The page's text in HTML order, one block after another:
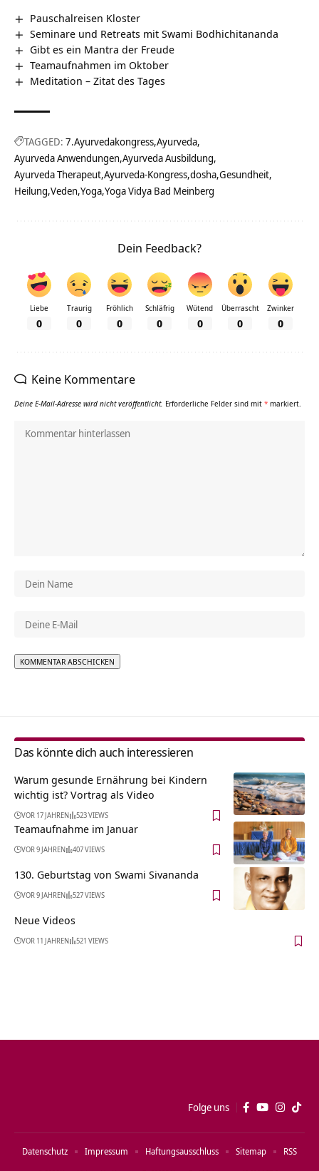
Pauschalreisen Kloster
Seminare und Retreats mit Swami Bodhichitananda
Gibt es ein Mantra der Freude
Teamaufnahmen im Oktober
Meditation – Zitat des Tages
TAGGED: 7.Ayurvedakongress Ayurveda
Ayurveda Anwendungen Ayurveda Ausbildung
Ayurveda Therapeut Ayurveda-Kongress dosha Gesundheit
Heilung Veden Yoga Yoga Vidya Bad Meinberg
Dein Feedback?
Liebe
0
Traurig
0
Fröhlich
0
Schläfrig
0
Wütend
0
Überrascht
0
Zwinker
0
Keine Kommentare
Deine E-Mail-Adresse wird nicht veröffentlicht. Erforderliche Felder sind mit * markiert.
Das könnte dich auch interessieren
Warum gesunde Ernährung bei Kindern
wichtig ist? Vortrag als Video
VOR 17 JAHREN 523 VIEWS
Teamaufnahme im Januar
VOR 9 JAHREN 407 VIEWS
130. Geburtstag von Swami Sivananda
VOR 9 JAHREN 527 VIEWS
Neue Videos
VOR 11 JAHREN 521 VIEWS
Folge uns
Datenschutz Impressum Haftungsausschluss Sitemap RSS